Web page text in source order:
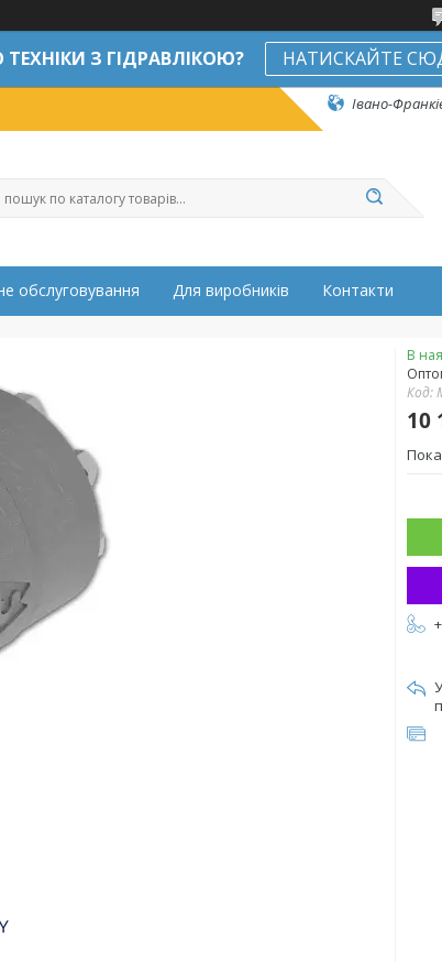
З ГІДРАВЛІКОЮ? НАТИСКАЙТЕ
Івано-
обслуговування Для виробників Контакти
В
Код:
10